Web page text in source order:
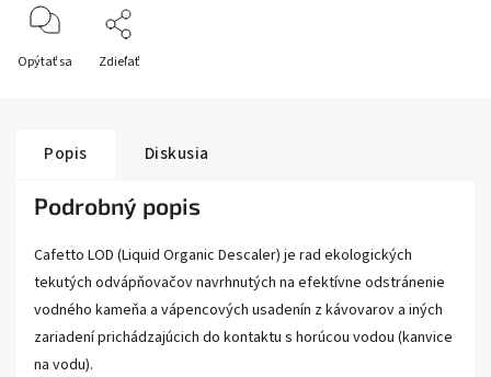
Opýtať sa Zdieľať
Popis Diskusia
Podrobný popis
Cafetto LOD (Liquid Organic Descaler) je rad ekologických
tekutých odvápňovačov navrhnutých na efektívne odstránenie
vodného kameňa a vápencových usadenín z kávovarov a iných
zariadení prichádzajúcich do kontaktu s horúcou vodou (kanvice
na vodu).